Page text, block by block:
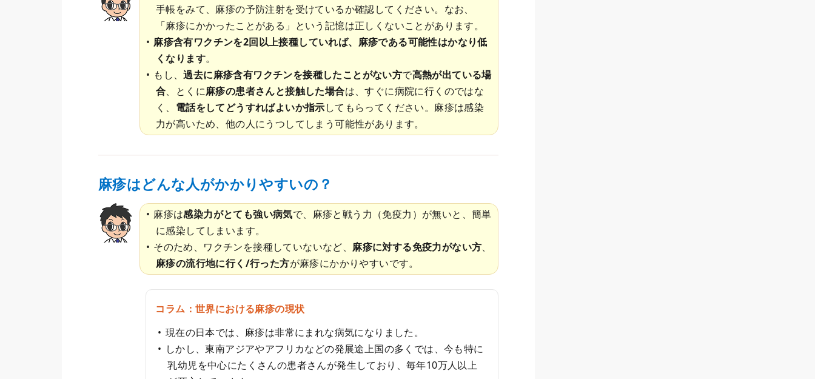
手帳をみて、麻疹の予防注射を受けているか確認してください。なお、
「麻疹にかかったことがある」という記憶は正しくないことがあります。
麻疹含有ワクチンを2回以上接種していれば、麻疹である可能性はかなり低
くなります。
もし、過去に麻疹含有ワクチンを接種したことがない方で高熱が出ている場
合、とくに麻疹の患者さんと接触した場合は、すぐに病院に行くのではな
く、 電話をしてどうすればよいか指示してもらってください。麻疹は感染
力が高いため、他の人にうつしてしまう可能性があります。
麻疹はどんな人がかかりやすいの？
麻疹は感染力がとても強い病気で、麻疹と戦う力（免疫力）が無いと、簡単
に感染してしまいます。
そのため、ワクチンを接種していないなど、 麻疹に対する免疫力がない方、
麻疹の流行地に行く/行った方が麻疹にかかりやすいです。
コラム：世界における麻疹の現状
現在の日本では、麻疹は非常にまれな病気になりました。
しかし、東南アジアやアフリカなどの発展途上国の多くでは、今も特に
乳幼児を中心にたくさんの患者さんが発生しており、毎年10万人以上